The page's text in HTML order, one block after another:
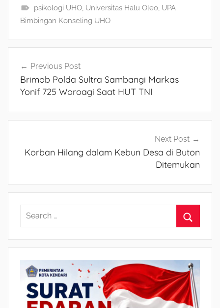
psikologi UHO, Universitas Halu Oleo, UPA
Bimbingan Konseling UHO
Navigasi
pos
Previous Post
Brimob Polda Sultra Sambangi Markas
Yonif 725 Woroagi Saat HUT TNI
Next Post
Korban Hilang dalam Kebun Desa di Buton
Ditemukan
a
e
a
r
c
h